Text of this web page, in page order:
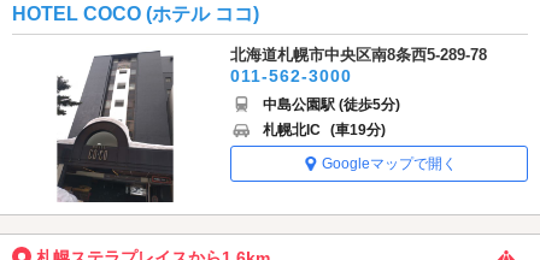
HOTEL COCO (ホテル ココ)
北海道札幌市中央区南8条西5-289-78
011-562-3000
中島公園駅 (徒歩5分)
札幌北IC (車19分)
Googleマップで開く